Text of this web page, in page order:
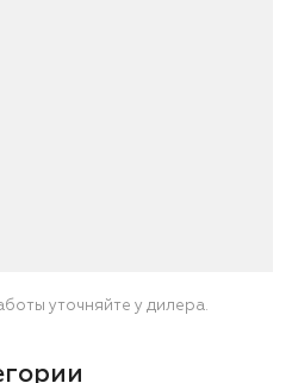
уточняйте у дилера.